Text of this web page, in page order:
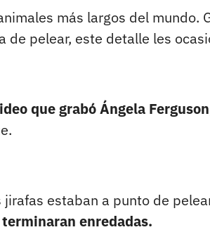
más largos del mundo.
de pelear, este detalle les
que grabó Ángela
estaban a punto de
enredadas.